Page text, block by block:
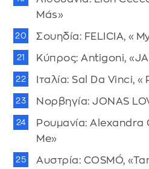
Más»
Σουηδία: FELICIA,
Κύπρος: Antigoni,
Ιταλία: Sal Da Vinci,
Νορβηγία: JONAS
Ρουμανία:
Me»
Αυστρία: COSMÓ,